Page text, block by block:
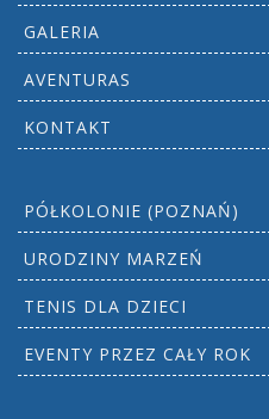
GALERIA
AVENTURAS
KONTAKT
PÓŁKOLONIE (POZNAŃ)
URODZINY MARZEŃ
TENIS DLA DZIECI
EVENTY PRZEZ CAŁY ROK